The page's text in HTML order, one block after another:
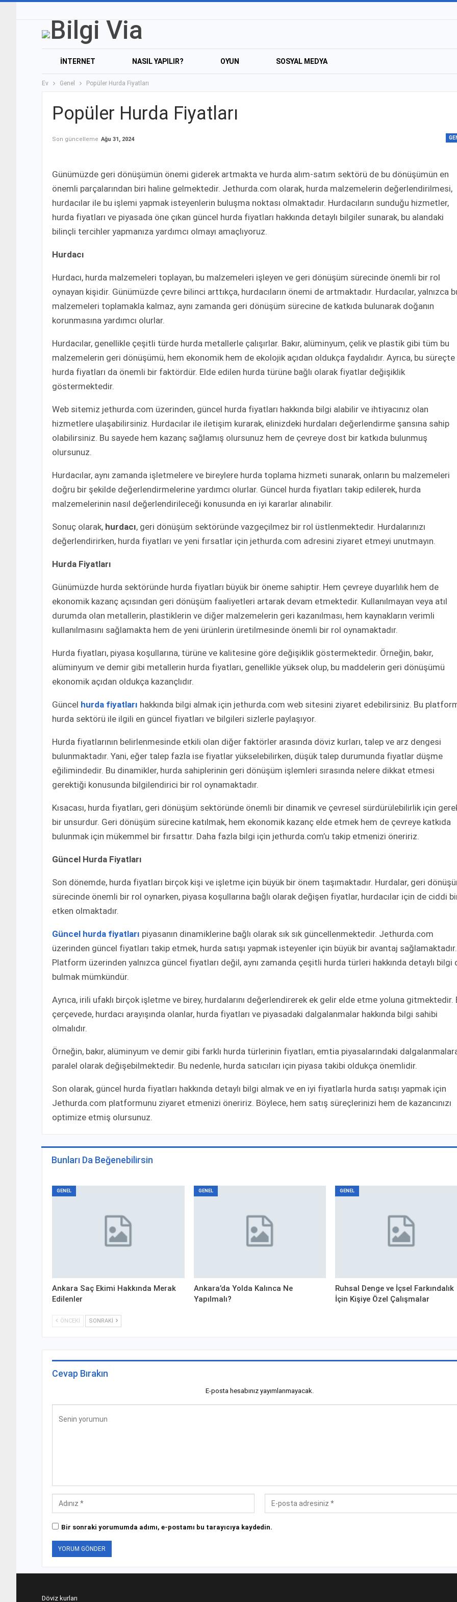
İNTERNET NASIL YAPILIR? OYUN SOSYAL MEDYA
Ev Genel Popüler Hurda Fiyatları
Popüler Hurda Fiyatları
Son güncelleme Ağu 31, 2024
Günümüzde geri dönüşümün önemi giderek artmakta ve hurda alım-satım sektörü de bu dönüşümün en
önemli parçalarından biri haline gelmektedir. Jethurda.com olarak, hurda malzemelerin değerlendirilmesi,
hurdacılar ile bu işlemi yapmak isteyenlerin buluşma noktası olmaktadır. Hurdacıların sunduğu hizmetler,
hurda fiyatları ve piyasada öne çıkan güncel hurda fiyatları hakkında detaylı bilgiler sunarak, bu alandaki
bilinçli tercihler yapmanıza yardımcı olmayı amaçlıyoruz.
Hurdacı
Hurdacı, hurda malzemeleri toplayan, bu malzemeleri işleyen ve geri dönüşüm sürecinde önemli bir rol
oynayan kişidir. Günümüzde çevre bilinci arttıkça, hurdacıların önemi de artmaktadır. Hurdacılar, yalnızca
malzemeleri toplamakla kalmaz, aynı zamanda geri dönüşüm sürecine de katkıda bulunarak doğanın
korunmasına yardımcı olurlar.
Hurdacılar, genellikle çeşitli türde hurda metallerle çalışırlar. Bakır, alüminyum, çelik ve plastik gibi tüm bu
malzemelerin geri dönüşümü, hem ekonomik hem de ekolojik açıdan oldukça faydalıdır. Ayrıca, bu süreçte
hurda fiyatları da önemli bir faktördür. Elde edilen hurda türüne bağlı olarak fiyatlar değişiklik
göstermektedir.
Web sitemiz jethurda.com üzerinden, güncel hurda fiyatları hakkında bilgi alabilir ve ihtiyacınız olan
hizmetlere ulaşabilirsiniz. Hurdacılar ile iletişim kurarak, elinizdeki hurdaları değerlendirme şansına sahip
olabilirsiniz. Bu sayede hem kazanç sağlamış olursunuz hem de çevreye dost bir katkıda bulunmuş
olursunuz.
Hurdacılar, aynı zamanda işletmelere ve bireylere hurda toplama hizmeti sunarak, onların bu malzemeleri
doğru bir şekilde değerlendirmelerine yardımcı olurlar. Güncel hurda fiyatları takip edilerek, hurda
malzemelerinin nasıl değerlendirileceği konusunda en iyi kararlar alınabilir.
Sonuç olarak, hurdacı, geri dönüşüm sektöründe vazgeçilmez bir rol üstlenmektedir. Hurdalarınızı
değerlendirirken, hurda fiyatları ve yeni fırsatlar için jethurda.com adresini ziyaret etmeyi unutmayın.
Hurda Fiyatları
Günümüzde hurda sektöründe hurda fiyatları büyük bir öneme sahiptir. Hem çevreye duyarlılık hem de
ekonomik kazanç açısından geri dönüşüm faaliyetleri artarak devam etmektedir. Kullanılmayan veya atıl
durumda olan metallerin, plastiklerin ve diğer malzemelerin geri kazanılması, hem kaynakların verimli
kullanılmasını sağlamakta hem de yeni ürünlerin üretilmesinde önemli bir rol oynamaktadır.
Hurda fiyatları, piyasa koşullarına, türüne ve kalitesine göre değişiklik göstermektedir. Örneğin, bakır,
alüminyum ve demir gibi metallerin hurda fiyatları, genellikle yüksek olup, bu maddelerin geri dönüşümü
ekonomik açıdan oldukça kazançlıdır.
Güncel hurda fiyatları hakkında bilgi almak için jethurda.com web sitesini ziyaret edebilirsiniz. Bu
hurda sektörü ile ilgili en güncel fiyatları ve bilgileri sizlerle paylaşıyor.
Hurda fiyatlarının belirlenmesinde etkili olan diğer faktörler arasında döviz kurları, talep ve arz dengesi
bulunmaktadır. Yani, eğer talep fazla ise fiyatlar yükselebilirken, düşük talep durumunda fiyatlar düşme
eğilimindedir. Bu dinamikler, hurda sahiplerinin geri dönüşüm işlemleri sırasında nelere dikkat etmesi
gerektiği konusunda bilgilendirici bir rol oynamaktadır.
Kısacası, hurda fiyatları, geri dönüşüm sektöründe önemli bir dinamik ve çevresel sürdürülebilirlik için
bir unsurdur. Geri dönüşüm sürecine katılmak, hem ekonomik kazanç elde etmek hem de çevreye katkıda
bulunmak için mükemmel bir fırsattır. Daha fazla bilgi için jethurda.com’u takip etmenizi öneririz.
Güncel Hurda Fiyatları
Son dönemde, hurda fiyatları birçok kişi ve işletme için büyük bir önem taşımaktadır. Hurdalar, geri
sürecinde önemli bir rol oynarken, piyasa koşullarına bağlı olarak değişen fiyatlar, hurdacılar için de ciddi
etken olmaktadır.
Güncel hurda fiyatları piyasanın dinamiklerine bağlı olarak sık sık güncellenmektedir. Jethurda.com
üzerinden güncel fiyatları takip etmek, hurda satışı yapmak isteyenler için büyük bir avantaj sağlamaktadır.
Platform üzerinden yalnızca güncel fiyatları değil, aynı zamanda çeşitli hurda türleri hakkında detaylı bilgi
bulmak mümkündür.
Ayrıca, irili ufaklı birçok işletme ve birey, hurdalarını değerlendirerek ek gelir elde etme yoluna gitmektedir.
çerçevede, hurdacı arayışında olanlar, hurda fiyatları ve piyasadaki dalgalanmalar hakkında bilgi sahibi
olmalıdır.
Örneğin, bakır, alüminyum ve demir gibi farklı hurda türlerinin fiyatları, emtia piyasalarındaki
paralel olarak değişebilmektedir. Bu nedenle, hurda satıcıları için piyasa takibi oldukça önemlidir.
Son olarak, güncel hurda fiyatları hakkında detaylı bilgi almak ve en iyi fiyatlarla hurda satışı yapmak için
Jethurda.com platformunu ziyaret etmenizi öneririz. Böylece, hem satış süreçlerinizi hem de kazancınızı
optimize etmiş olursunuz.
Bunları Da Beğenebilirsin
GENEL
Ankara Saç Ekimi Hakkında Merak
Edilenler
GENEL
Ankara’da Yolda Kalınca Ne
Yapılmalı?
GENEL
Ruhsal Denge ve İçsel Farkındalık
İçin Kişiye Özel Çalışmalar
ÖNCEKI SONRAKI
Cevap Bırakın
E-posta hesabınız yayımlanmayacak.
Bir sonraki yorumumda adımı, e-postamı bu tarayıcıya kaydedin.
Döviz kurları